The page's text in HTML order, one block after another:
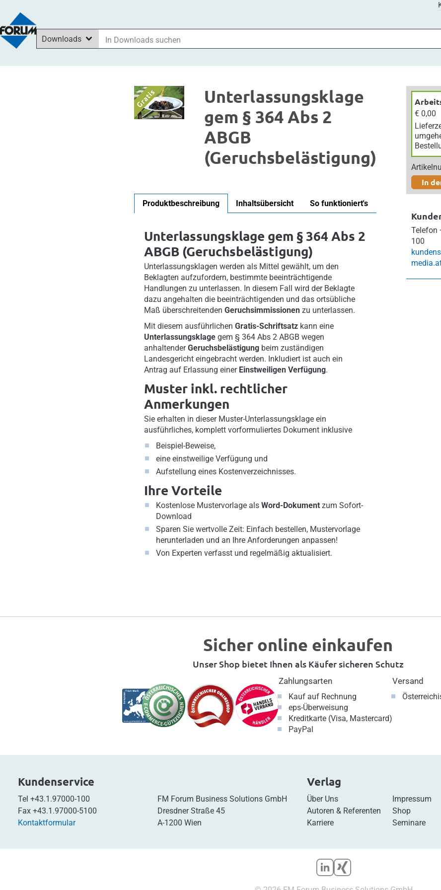
Downloads
In News suchen
Unterlassungsklage
gem § 364 Abs 2
ABGB
(Geruchsbelästigung)
€ 0,00
In
Telefon
100
Produktbeschreibung Inhaltsübersicht So funktioniert's
Unterlassungsklage gem § 364 Abs 2
ABGB (Geruchsbelästigung)
Unterlassungsklagen werden als Mittel gewählt, um den
Beklagten aufzufordern, bestimmte beeinträchtigende
Handlungen zu unterlassen. In diesem Fall wird der Beklagte
dazu angehalten die beeinträchtigenden und das ortsübliche
Maß überschreitendenGeruchsimmissionen zu unterlassen.
Mit diesem ausführlichenGratis-Schriftsatz kann eine
Unterlassungsklage gem § 364 Abs 2 ABGB wegen
anhaltenderGeruchsbelästigung beim zuständigen
Landesgericht eingebracht werden. Inkludiert ist auch ein
Antrag auf Erlassung einer Einstweiligen Verfügung.
Muster inkl. rechtlicher
Anmerkungen
Sie erhalten in dieser Muster-Unterlassungsklage ein
ausführliches, komplett vorformuliertes Dokument inklusive
Beispiel-Beweise,
eine einstweilige Verfügung und
Aufstellung eines Kostenverzeichnisses.
Ihre Vorteile
Kostenlose Mustervorlage als Word-Dokument zum Sofort-
Download
Sparen Sie wertvolle Zeit: Einfach bestellen, Mustervorlage
herunterladen und an Ihre Anforderungen anpassen!
Von Experten verfasst und regelmäßig aktualisiert.
Sicher online einkaufen
Unser Shop bietet Ihnen als Käufer sicheren Schutz
Zahlungsarten
Kauf auf Rechnung
eps-Überweisung
Kreditkarte (Visa, Mastercard)
PayPal
Versand
Kundenservice
Tel +43.1.97000-100
Fax +43.1.97000-5100
Kontaktformular
FM Forum Business Solutions GmbH
Dresdner Straße 45
A-1200 Wien
Verlag
Über Uns
Autoren & Referenten
Karriere
Impressum
Shop
Seminare